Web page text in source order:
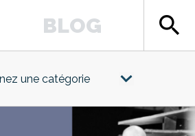
BLOG search
une catégorie